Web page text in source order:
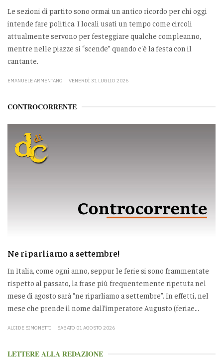
Le sezioni di partito sono ormai un antico ricordo per chi oggi
intende fare politica. I locali usati un tempo come circoli
attualmente servono per festeggiare qualche compleanno,
mentre nelle piazze si “scende” quando c'è la festa con il
cantante.
EMANUELE ARMENTANO VENERDÌ 31 LUGLIO 2026
CONTROCORRENTE
Ne riparliamo a settembre!
In Italia, come ogni anno, seppur le ferie si sono frammentate
rispetto al passato, la frase più frequentemente ripetuta nel
mese di agosto sarà “ne riparliamo a settembre”. In effetti, nel
mese che prende il nome dall’imperatore Augusto (feriae...
ALCIDE SIMONETTI SABATO 01 AGOSTO 2026
LETTERE ALLA REDAZIONE